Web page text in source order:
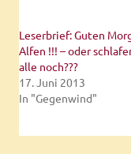
Leserbrief: Guten
Alfen !!! – oder
alle noch???
17. Juni 2013
In "Gegenwind"